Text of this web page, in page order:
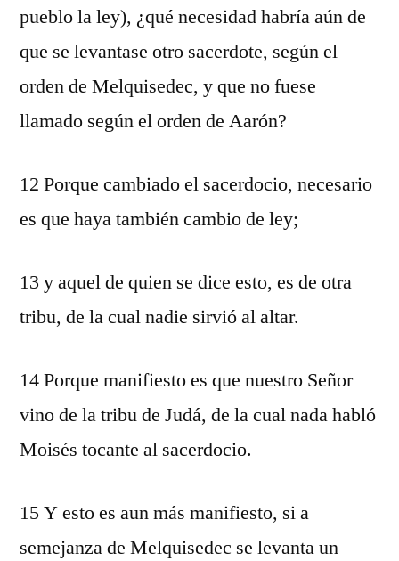
pueblo la ley), ¿qué necesidad habría aún de
que se levantase otro sacerdote, según el
orden de Melquisedec, y que no fuese
llamado según el orden de Aarón?
12 Porque cambiado el sacerdocio, necesario
es que haya también cambio de ley;
13 y aquel de quien se dice esto, es de otra
tribu, de la cual nadie sirvió al altar.
14 Porque manifiesto es que nuestro Señor
vino de la tribu de Judá, de la cual nada habló
Moisés tocante al sacerdocio.
15 Y esto es aun más manifiesto, si a
semejanza de Melquisedec se levanta un